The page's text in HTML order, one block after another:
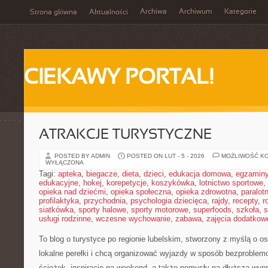
Strona główna Aktualności Archiwa Archiwum Kategorie
CIEKAWY PORTAL!
ATRAKCJE TURYSTYCZNE
POSTED BY ADMIN POSTED ON LUT - 5 - 2026
MOŻLIWOŚĆ
WYŁĄCZONA
Tagi: apteka, biegacze, dieta, dzieci, edukacja domowa, egzaminy
edukacyjne, hokej, korepetycje, koszykówka, lotnictwo sportowe,
opieka nad dziećmi, opieka społeczna, opieka zdrowotna,
profilaktyka, przychodnia, psychologia dziecięca, rajdy, recepty,
siatkówka, sporty halowe, sporty motorowe, superfoods, szkoła,
usługi rodzinne, wczesne wychowanie, zabawa, zajęcia
To blog o turystyce po regionie lubelskim, stworzony z myślą o
lokalne perełki i chcą organizować wyjazdy w sposób